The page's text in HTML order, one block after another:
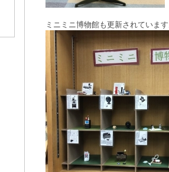
ミニミニ博物館も更新されていま